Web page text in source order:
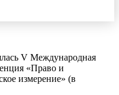
V Международная
«Право и
измерение» (в